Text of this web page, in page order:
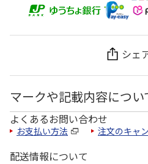
シェ
マークや記載内容につい
よくあるお問い合わせ
お支払い方法 注文のキャ
配送情報について